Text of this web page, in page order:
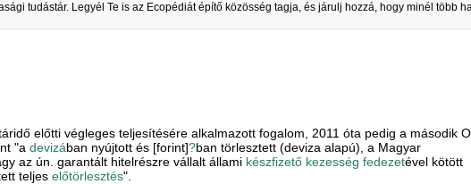
tudástár. Legyél Te is az Ecopédiát építő közösség tagja, és járulj hozzá, hogy minél több
előtti végleges teljesítésére alkalmazott fogalom, 2011 óta pedig a második
"adevizában nyújtott és [forint]?ban törlesztett (deviza alapú), a Magyar
az ún. garantált hitelrészre vállalt állami készfizető kezesség fedezetével kötött
teljeselőtörlesztés".